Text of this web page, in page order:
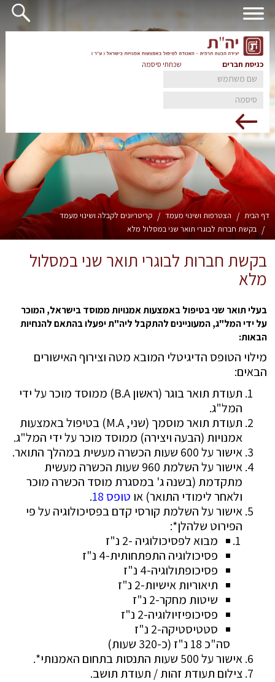
כניסת חברים שכחתי סיסמה
דף הבית / הצטרפות ושינוי מעמד / קריטריונים לקבלה ושינוי מעמד
/ בקשת חברות לבוגרי תואר שני במסלול מלא
בקשת חברות לבוגרי תואר שני במסלול
מלא
בעלי תואר שני בטיפול באמצעות אמנויות ממוסד בישראל, המוכר
על ידי המל"ג, המעוניינים להתקבל ליה"ת יפעלו בהתאם להנחיות
הבאות:
מילוי הטופס הדיגיטלי המובא מטה וצירוף האישורים
הבאים:
תעודת תואר בוגר (ראשון B.A) ממוסד מוכר על ידי
המל"ג.
תעודת תואר מוסמך (שני, M.A) בטיפול באמצעות
אמנויות (הבעה ויצירה) ממוסד מוכר על ידי המל"ג.
אישור על 600 שעות הכשרה מעשית במהלך התואר.
אישור על השלמת 960 שעות הכשרה מעשית
מתקדמת (בשנה ג' במסגרת מוסד הכשרה מוכר
ולאחר לימודי התואר) או טופס 18
.
אישור על השלמת קורסי קדם בפסיכולוגיה על פי
הפירוט שלהלן*:
מבוא לפסיכולוגיה -2 נ"ז
פסיכולוגיה התפתחותית-4 נ"ז
פסיכופתולוגיה-4 נ"ז
תיאוריות אישיות-2 נ"ז
שיטות מחקר-2 נ"ז
פסיכופיזיולוגיה-2 נ"ז
סטטיסטיקה-2 נ"ז
סה"כ 18 נ"ז (כ-320 שעות)
אישור על 500 שעות התנסות בתחום האמנותי*.
צילום תעודת זהות / תעודת תושב.